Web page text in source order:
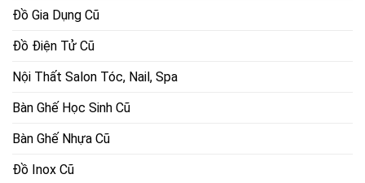
Đồ Gia Dụng Cũ
Đồ Điện Tử Cũ
Nội Thất Salon Tóc, Nail, Spa
Bàn Ghế Học Sinh Cũ
Bàn Ghế Nhựa Cũ
Đồ Inox Cũ